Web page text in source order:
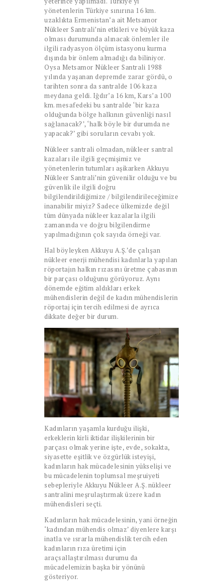
yönetenlerin Türkiye sınırına 16 km.
uzaklıkta Ermenistan’a ait Metsamor
Nükleer Santrali’nin etkileri ve büyük kaza
olması durumunda alınacak önlemler ile
ilgili radyasyon ölçüm istasyonu kurma
dışında bir önlem almadığı da biliniyor.
Oysa Metsamor Nükleer Santrali 1988
yılında yaşanan depremde zarar gördü, o
tarihten sonra da santralde 106 kaza
meydana geldi. Iğdır’a 16 km, Kars’a 100
km. mesafedeki bu santralde ‘bir kaza
olduğunda bölge halkının güvenliği nasıl
sağlanacak?’, ‘halk böyle bir durumda ne
yapacak?’ gibi soruların cevabı yok.
Nükleer santrali olmadan, nükleer santral
kazaları ile ilgili geçmişimiz ve
yönetenlerin tutumları aşikarken Akkuyu
Nükleer Santrali’nin güvenilir olduğu ve bu
güvenlik ile ilgili doğru
bilgilendirildiğimize / bilgilendirileceğimize
inanabilir miyiz? Sadece ülkemizde değil
tüm dünyada nükleer kazalarla ilgili
zamanında ve doğru bilgilendirme
yapılmadığının çok sayıda örneği var.
Hal böyleyken Akkuyu A.Ş.’de çalışan
nükleer enerji mühendisi kadınlarla yapılan
röportajın halkın rızasını üretme çabasının
bir parçası olduğunu görüyoruz. Aynı
dönemde eğitim aldıkları erkek
mühendislerin değil de kadın mühendislerin
röportaj için tercih edilmesi de ayrıca
dikkate değer bir durum.
Kadınların yaşamla kurduğu ilişki,
erkeklerin kirli iktidar ilişkilerinin bir
parçası olmak yerine işte, evde, sokakta,
siyasette eşitlik ve özgürlük isteyişi,
kadınların hak mücadelesinin yükselişi ve
bu mücadelenin toplumsal meşruiyeti
sebepleriyle Akkuyu Nükleer A.Ş. nükleer
santralini meşrulaştırmak üzere kadın
mühendisleri seçti.
Kadınların hak mücadelesinin, yani örneğin
‘kadından mühendis olmaz’ diyenlere karşı
inatla ve ısrarla mühendislik tercih eden
kadınların rıza üretimi için
araçsallaştırılması durumu da
mücadelemizin başka bir yönünü
gösteriyor.